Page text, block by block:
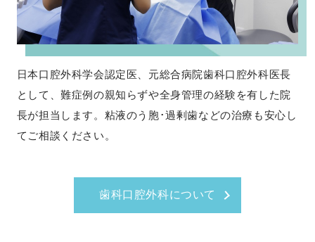
日本口腔外科学会認定医、元総合病院歯科口腔外科医長
として、難症例の親知らずや全身管理の経験を有した院
長が担当します。粘液のう胞･過剰歯などの治療も安心し
てご相談ください。
歯科口腔外科について